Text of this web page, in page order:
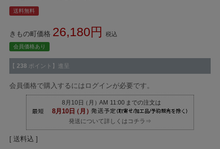
送料無料
きもの町価格 26,180 税込
会員価格あり
【 238 ポイント】進呈
会員価格で購入するにはログインが必要です。
発送について詳しくはコチラ⇒
送料込